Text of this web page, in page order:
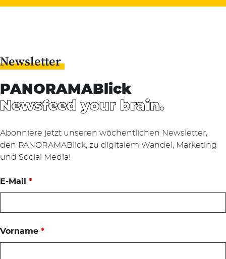
Newsletter
PANORAMABlick
Newsfeed your brain.
Abonniere jetzt unseren wöchentlichen Newsletter,
den PANORAMABlick, zu digitalem Wandel, Marketing
und Social Media!
E-Mail *
Vorname *